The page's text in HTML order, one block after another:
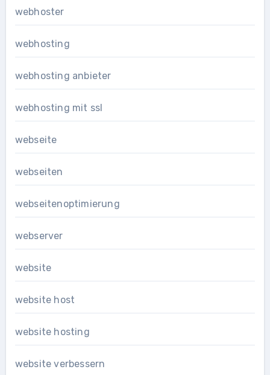
webhoster
webhosting
webhosting anbieter
webhosting mit ssl
webseite
webseiten
webseitenoptimierung
webserver
website
website host
website hosting
website verbessern